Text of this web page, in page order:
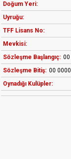
Doğum Yeri:
Uyruğu:
TFF Lisans No:
Mevkisi:
Sözleşme Başlangıç: 00
Sözleşme Bitiş: 00 0000
Oynadığı Kulüpler: